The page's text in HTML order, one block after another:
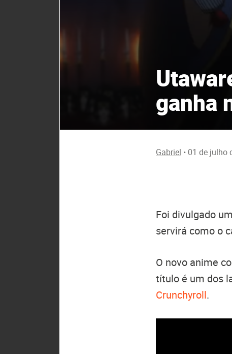
ganha
Gabriel • 01 de julho
Foi divulgado
servirá como o
O novo anime
título é um dos
Crunchyroll.